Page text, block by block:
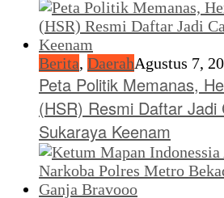
Berita, DaerahAgustus 7,
Peta Politik Memanas,
(HSR) Resmi Daftar Jadi
Sukaraya Keenam